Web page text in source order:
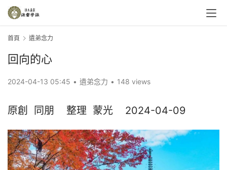
首頁 遺弟念力
回向的心
2024-04-13 05:45 • 遺弟念力 • 148 views
原創  同朋    整理  蒙光    2024-04-09